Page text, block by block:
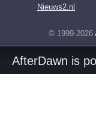
Nieuws2.nl
© 1999-2026
AfterDawn is